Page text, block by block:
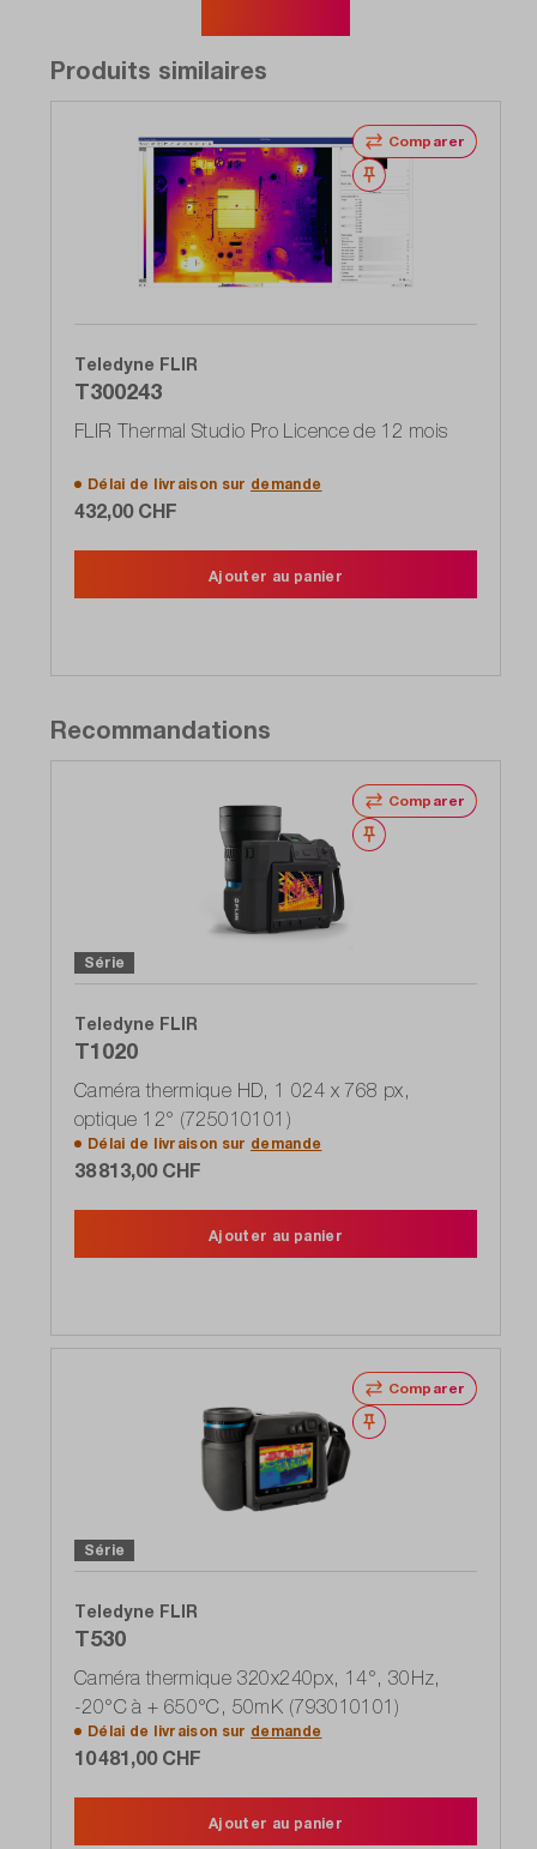
Produits similaires
Comparer
Noter
Teledyne FLIR
T300243
FLIR Thermal Studio Pro Licence de 12 mois
Délai de livraison sur demande
432,00 CHF
Ajouter au panier
Recommandations
Comparer
Noter
Série
Teledyne FLIR
T1020
Caméra thermique HD, 1 024 x 768 px,
optique 12° (725010101)
Délai de livraison sur demande
38 813,00 CHF
Ajouter au panier
Comparer
Noter
Série
Teledyne FLIR
T530
Caméra thermique 320x240px, 14°, 30Hz,
-20°C à + 650°C, 50mK (793010101)
Délai de livraison sur demande
10 481,00 CHF
Ajouter au panier